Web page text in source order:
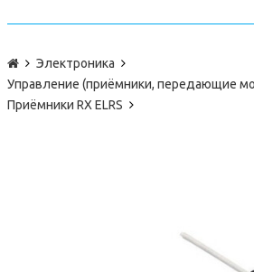
Электроника
Управление (приёмники, передающие
Приёмники RX ELRS